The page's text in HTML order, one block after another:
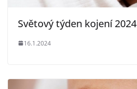
Světový týden kojení 2024
16.1.2024